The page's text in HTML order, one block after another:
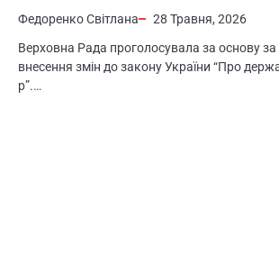
Федоренко Світлана
28 Травня, 2026
Верховна Рада проголосувала за основу
внесення змін до закону України “Про
р”.…